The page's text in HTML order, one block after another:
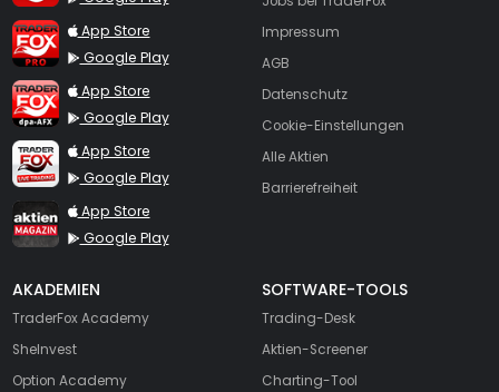
TraderFox Pro
App Store
Google Play
TraderFox dpa-AFX ProFeed
App Store
Google Play
TraderFox Live Trading
App Store
Google Play
TraderFox aktien Magazin
App Store
Google Play
Impressum
AGB
Datenschutz
Cookie-Einstellungen
Alle Aktien
Barrierefreiheit
AKADEMIEN
TraderFox Academy
SheInvest
Option Academy
SOFTWARE-TOOLS
Trading-Desk
Aktien-Screener
Charting-Tool